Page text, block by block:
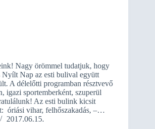
Nagy örömmel tudatjuk, hogy
Nyílt Nap az esti bulival együtt
A délelőtti programban résztvevő
igazi sportemberként, szuperül
Az esti bulink kicsit
óriási vihar, felhőszakadás, –…
2017.06.15.